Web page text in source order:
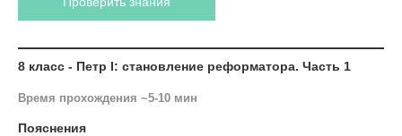
8 класс - Петр I: становление реформатора. Часть 1
Время прохождения ~5-10 мин
Пояснения